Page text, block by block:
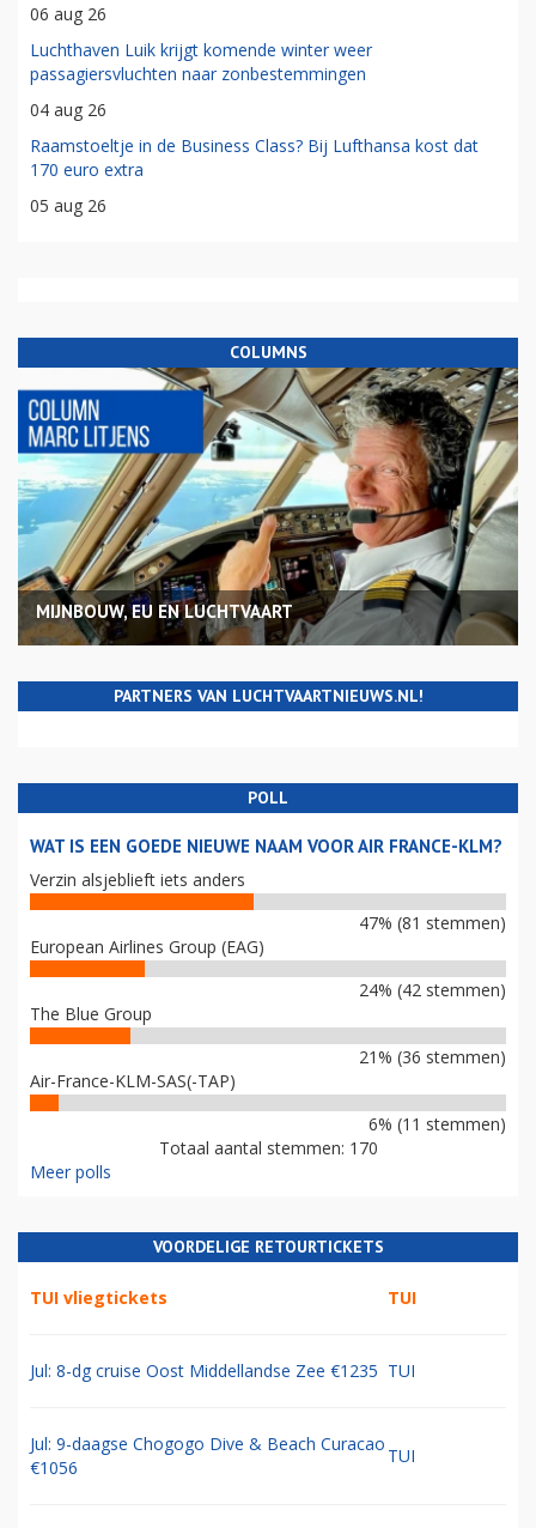
06 aug 26
Luchthaven Luik krijgt komende winter weer
passagiersvluchten naar zonbestemmingen
04 aug 26
Raamstoeltje in de Business Class? Bij Lufthansa kost dat
170 euro extra
05 aug 26
COLUMNS
MIJNBOUW, EU EN LUCHTVAART
PARTNERS VAN LUCHTVAARTNIEUWS.NL!
POLL
WAT IS EEN GOEDE NIEUWE NAAM VOOR AIR FRANCE-KLM?
Verzin alsjeblieft iets anders
47% (81 stemmen)
European Airlines Group (EAG)
24% (42 stemmen)
The Blue Group
21% (36 stemmen)
Air-France-KLM-SAS(-TAP)
6% (11 stemmen)
Totaal aantal stemmen: 170
Meer polls
VOORDELIGE RETOURTICKETS
TUI vliegtickets TUI
Jul: 8-dg cruise Oost Middellandse Zee €1235 TUI
Jul: 9-daagse Chogogo Dive & Beach Curacao
€1056
TUI